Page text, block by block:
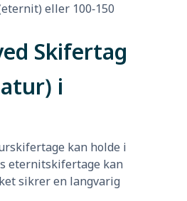
eller 100-150
Skifertag
i
kan holde i
eternitskifertage kan
sikrer en langvarig